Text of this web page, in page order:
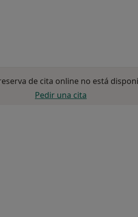
de cita online no está
Pedir una cita